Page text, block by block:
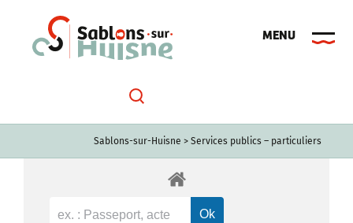
Sablons-sur-Huisne > Services publics – particuliers